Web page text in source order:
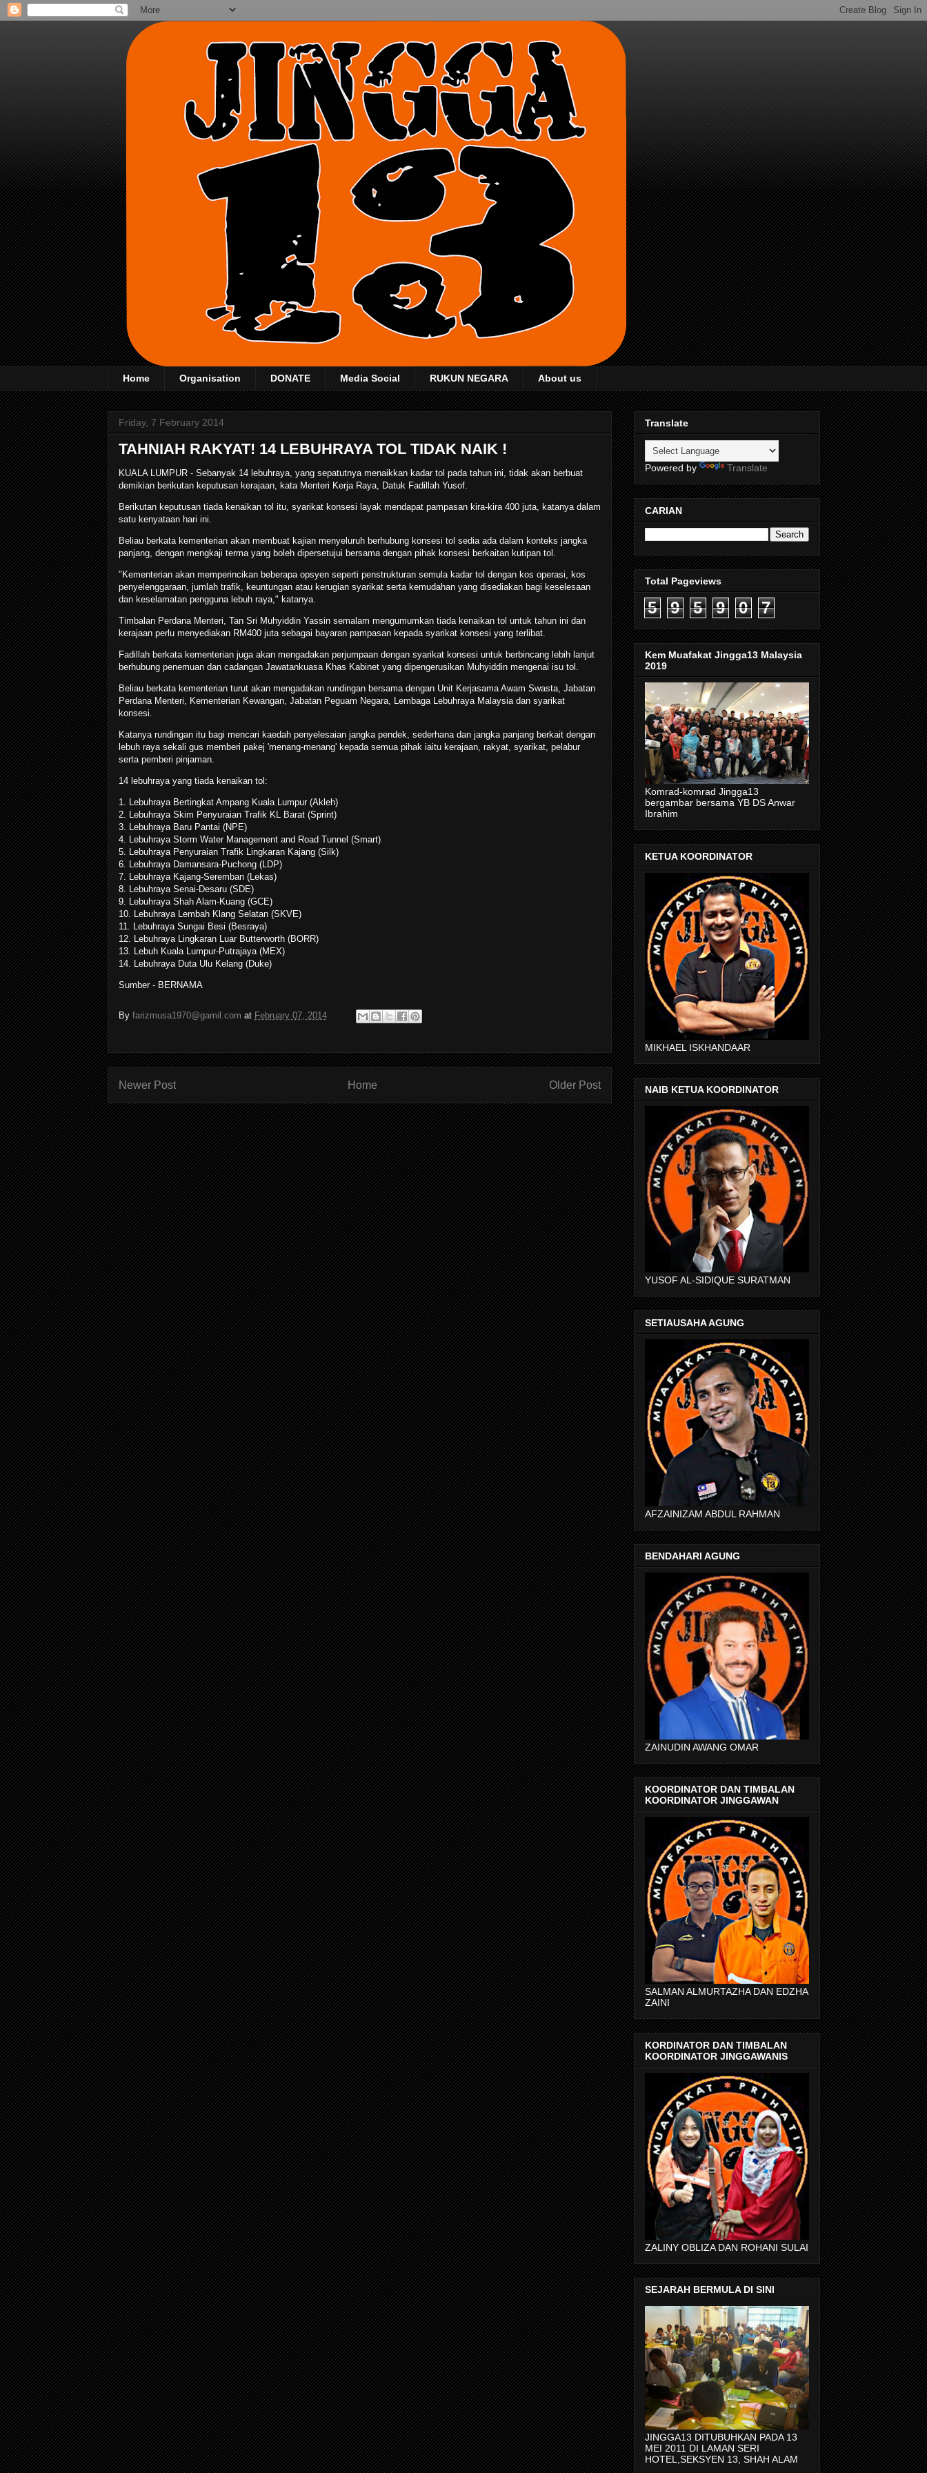
Home Organisation DONATE Media Social RUKUN NEGARA About us
Friday, 7 February 2014
TAHNIAH RAKYAT! 14 LEBUHRAYA TOL TIDAK NAIK !
KUALA LUMPUR - Sebanyak 14 lebuhraya, yang sepatutnya menaikkan kadar tol pada tahun ini, tidak akan berbuat
demikian berikutan keputusan kerajaan, kata Menteri Kerja Raya, Datuk Fadillah Yusof.
Berikutan keputusan tiada kenaikan tol itu, syarikat konsesi layak mendapat pampasan kira-kira 400 juta, katanya dalam
satu kenyataan hari ini.
Beliau berkata kementerian akan membuat kajian menyeluruh berhubung konsesi tol sedia ada dalam konteks jangka
panjang, dengan mengkaji terma yang boleh dipersetujui bersama dengan pihak konsesi berkaitan kutipan tol.
"Kementerian akan memperincikan beberapa opsyen seperti penstrukturan semula kadar tol dengan kos operasi, kos
penyelenggaraan, jumlah trafik, keuntungan atau kerugian syarikat serta kemudahan yang disediakan bagi keselesaan
dan keselamatan pengguna lebuh raya," katanya.
Timbalan Perdana Menteri, Tan Sri Muhyiddin Yassin semalam mengumumkan tiada kenaikan tol untuk tahun ini dan
kerajaan perlu menyediakan RM400 juta sebagai bayaran pampasan kepada syarikat konsesi yang terlibat.
Fadillah berkata kementerian juga akan mengadakan perjumpaan dengan syarikat konsesi untuk berbincang lebih lanjut
berhubung penemuan dan cadangan Jawatankuasa Khas Kabinet yang dipengerusikan Muhyiddin mengenai isu tol.
Beliau berkata kementerian turut akan mengadakan rundingan bersama dengan Unit Kerjasama Awam Swasta, Jabatan
Perdana Menteri, Kementerian Kewangan, Jabatan Peguam Negara, Lembaga Lebuhraya Malaysia dan syarikat
konsesi.
Katanya rundingan itu bagi mencari kaedah penyelesaian jangka pendek, sederhana dan jangka panjang berkait dengan
lebuh raya sekali gus memberi pakej 'menang-menang' kepada semua pihak iaitu kerajaan, rakyat, syarikat, pelabur
serta pemberi pinjaman.
14 lebuhraya yang tiada kenaikan tol:
1. Lebuhraya Bertingkat Ampang Kuala Lumpur (Akleh)
2. Lebuhraya Skim Penyuraian Trafik KL Barat (Sprint)
3. Lebuhraya Baru Pantai (NPE)
4. Lebuhraya Storm Water Management and Road Tunnel (Smart)
5. Lebuhraya Penyuraian Trafik Lingkaran Kajang (Silk)
6. Lebuhraya Damansara-Puchong (LDP)
7. Lebuhraya Kajang-Seremban (Lekas)
8. Lebuhraya Senai-Desaru (SDE)
9. Lebuhraya Shah Alam-Kuang (GCE)
10. Lebuhraya Lembah Klang Selatan (SKVE)
11. Lebuhraya Sungai Besi (Besraya)
12. Lebuhraya Lingkaran Luar Butterworth (BORR)
13. Lebuh Kuala Lumpur-Putrajaya (MEX)
14. Lebuhraya Duta Ulu Kelang (Duke)
Sumber - BERNAMA
By farizmusa1970@gamil.com at February 07, 2014
Newer Post Older Post
Home
Translate
Powered by Translate
CARIAN
Total Pageviews
5 9 5 9 0 7
Kem Muafakat Jingga13 Malaysia
2019
Komrad-komrad Jingga13
bergambar bersama YB DS Anwar
Ibrahim
KETUA KOORDINATOR
MIKHAEL ISKHANDAAR
NAIB KETUA KOORDINATOR
YUSOF AL-SIDIQUE SURATMAN
SETIAUSAHA AGUNG
AFZAINIZAM ABDUL RAHMAN
BENDAHARI AGUNG
ZAINUDIN AWANG OMAR
KOORDINATOR DAN TIMBALAN
KOORDINATOR JINGGAWAN
SALMAN ALMURTAZHA DAN EDZHA
ZAINI
KORDINATOR DAN TIMBALAN
KOORDINATOR JINGGAWANIS
ZALINY OBLIZA DAN ROHANI SULAI
SEJARAH BERMULA DI SINI
JINGGA13 DITUBUHKAN PADA 13
MEI 2011 DI LAMAN SERI
HOTEL,SEKSYEN 13, SHAH ALAM